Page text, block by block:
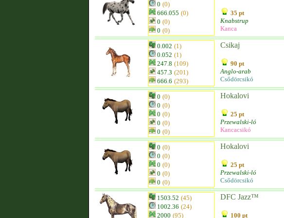
0 (0)
666.055 (0)
0 (0)
0 (0)
35 pt
Knabstrup
Kanca
0.002 (1)
0.052 (1)
247.8 (109)
457.3 (201)
666.6 (293)
Csikaj
90 pt
Anglo-arab
Csődörcsikó
0 (0)
0 (0)
0 (0)
0 (0)
0 (0)
Hokalovi
25 pt
Przewalski-ló
Kancacsikó
0 (0)
0 (0)
0 (0)
0 (0)
0 (0)
Hokalovi
25 pt
Przewalski-ló
Csődörcsikó
1503.52 (45)
1002.36 (24)
2000 (95)
DFC Jazz™
100 pt